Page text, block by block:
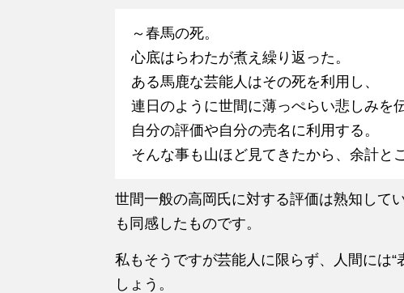
～春馬の死。
心底はらわたが煮え繰り返った。
ある馬鹿な芸能人はその死を利用し、
連日のように世間に薄っぺらい悲しみを伝
自分の評価や自分の売名に利用する。
そんな事も山ほど見てきたから、余計と
世間一般の高岡氏に対する評価は熟知して
も同感したものです。
私もそうですが芸能人に限らず、人間には
しょう。